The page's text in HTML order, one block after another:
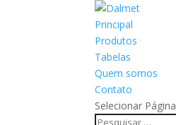
Principal
Produtos
Tabelas
Quem somos
Contato
Selecionar Página